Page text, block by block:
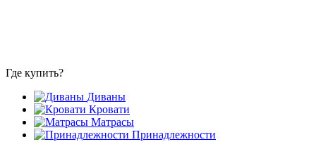
Где купить?
Диваны
Кровати
Матрасы
Принадлежности